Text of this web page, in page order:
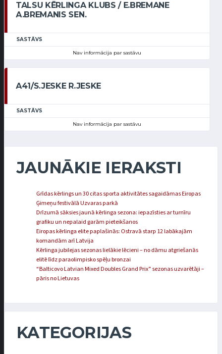
TALSU KĒRLINGA KLUBS / E.BREMANE
A.BREMANIS SEN.
SASTĀVS
Nav informācija par sastāvu
A41/S.JESKE R.JESKE
SASTĀVS
Nav informācija par sastāvu
JAUNĀKIE IERAKSTI
Grīdas kērlings un 30 citas sporta aktivitātes sagaidāmas Eiropas
Ģimeņu festivālā Uzvaras parkā
Drīzumā sāksies jaunā kērlinga sezona: iepazīsties ar turnīru
grafiku un nepalaid garām pieteikšanos
Eiropas kērlinga elite paplašinās: Ostravā starp 12 labākajām
komandām arī Latvija
Kērlinga jubilejas sezonas lielākie lēcieni – no dāmu atgriešanās
elitē līdz paraolimpisko spēļu bronzai
“Balticovo Latvian Mixed Doubles Grand Prix” sezonas uzvarētāji –
pāris no Lietuvas
KATEGORIJAS